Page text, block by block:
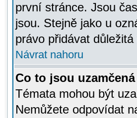
první stránce. Jsou
jsou. Stejně jako u
právo přidávat důležitá
Návrat nahoru
Co to jsou
Témata mohou být
Nemůžete odpovídat